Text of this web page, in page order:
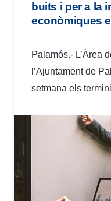
buits i per a la
econòmiques
Palamós.- L’Àrea
l’Ajuntament de
setmana els